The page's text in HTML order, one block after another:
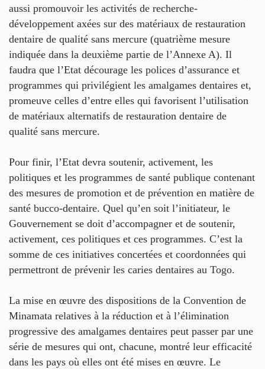
aussi promouvoir les activités de recherche-
développement axées sur des matériaux de restauration
dentaire de qualité sans mercure (quatrième mesure
indiquée dans la deuxième partie de l’Annexe A). Il
faudra que l’Etat décourage les polices d’assurance et
programmes qui privilégient les amalgames dentaires et,
promeuve celles d’entre elles qui favorisent l’utilisation
de matériaux alternatifs de restauration dentaire de
qualité sans mercure.
Pour finir, l’Etat devra soutenir, activement, les
politiques et les programmes de santé publique contenant
des mesures de promotion et de prévention en matière de
santé bucco-dentaire. Quel qu’en soit l’initiateur, le
Gouvernement se doit d’accompagner et de soutenir,
activement, ces politiques et ces programmes. C’est la
somme de ces initiatives concertées et coordonnées qui
permettront de prévenir les caries dentaires au Togo.
La mise en œuvre des dispositions de la Convention de
Minamata relatives à la réduction et à l’élimination
progressive des amalgames dentaires peut passer par une
série de mesures qui ont, chacune, montré leur efficacité
dans les pays où elles ont été mises en œuvre. Le